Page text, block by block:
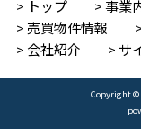
トップ 事業
売買物件情報
会社紹介
サ
Copyright ©